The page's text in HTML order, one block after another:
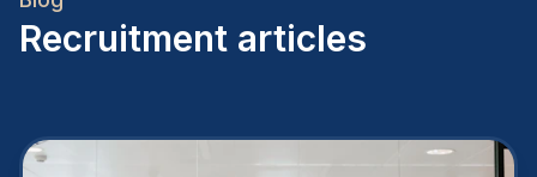
Recruitment articles